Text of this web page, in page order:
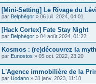
[Mini-Setting] Le Rivage du
par Belphégor » 06 juil. 2024, 04:01
[Hack Cortex] Fate Stay Night
par Belphégor » 04 août 2024, 01:22
Kosmos : (re)découvrez la
par Eunostos » 05 oct. 2022, 23:20
L'Agence immobilière de la
par Uodano » 31 janv. 2023, 11:18